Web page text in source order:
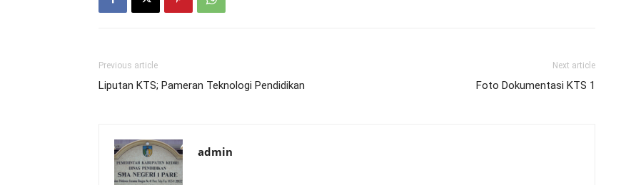
Previous article
Liputan KTS; Pameran Teknologi Pendidikan
Next article
Foto Dokumentasi KTS 1
admin